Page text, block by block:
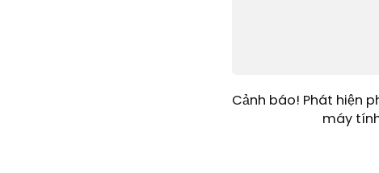
Cảnh báo! Phát hiện
máy